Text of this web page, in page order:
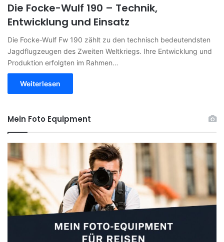
Die Focke-Wulf 190 – Technik,
Entwicklung und Einsatz
Die Focke-Wulf Fw 190 zählt zu den technisch bedeutendsten
Jagdflugzeugen des Zweiten Weltkriegs. Ihre Entwicklung und
Produktion erfolgten im Rahmen…
Weiterlesen
Mein Foto Equipment